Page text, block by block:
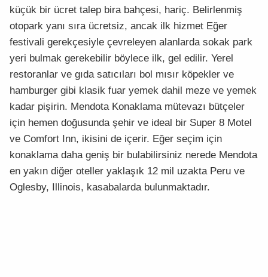
küçük bir ücret talep bira bahçesi, hariç. Belirlenmiş
otopark yanı sıra ücretsiz, ancak ilk hizmet Eğer
festivali gerekçesiyle çevreleyen alanlarda sokak park
yeri bulmak gerekebilir böylece ilk, gel edilir. Yerel
restoranlar ve gıda satıcıları bol mısır köpekler ve
hamburger gibi klasik fuar yemek dahil meze ve yemek
kadar pişirin. Mendota Konaklama mütevazı bütçeler
için hemen doğusunda şehir ve ideal bir Super 8 Motel
ve Comfort Inn, ikisini de içerir. Eğer seçim için
konaklama daha geniş bir bulabilirsiniz nerede Mendota
en yakın diğer oteller yaklaşık 12 mil uzakta Peru ve
Oglesby, Illinois, kasabalarda bulunmaktadır.